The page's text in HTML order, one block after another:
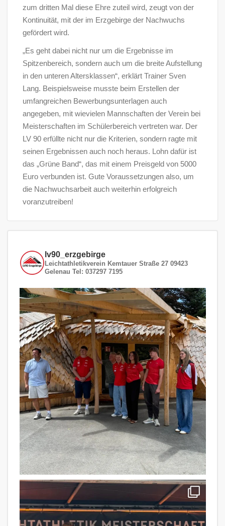
zum dritten Mal diese Ehre zuteil wird, zeugt von der
Kontinuität, mit der im Erzgebirge der Nachwuchs
gefördert wird.
„Es geht dabei nicht nur um die Ergebnisse im
Spitzenbereich, sondern auch um die breite Aufstellung
in den unteren Altersklassen“, erklärt Trainer Sven
Lang. Beispielsweise musste beim Erstellen der
umfangreichen Bewerbungsunterlagen auch
angegeben, mit wievielen Mannschaften der Verein bei
Meisterschaften im Schülerbereich vertreten war. Der
LV 90 erfüllte nicht nur die Kriterien, sondern ragte mit
seinen Ergebnissen auch noch heraus. Lohn dafür ist
das „Grüne Band“, das mit einem Preisgeld von 5000
Euro verbunden ist. Gute Voraussetzungen also, um
die Nachwuchsarbeit auch weiterhin erfolgreich
voranzutreiben!
lv90_erzgebirge
Leichtathletikverein Kemtauer Straße 27 09423
Gelenau Tel: 037297 7195